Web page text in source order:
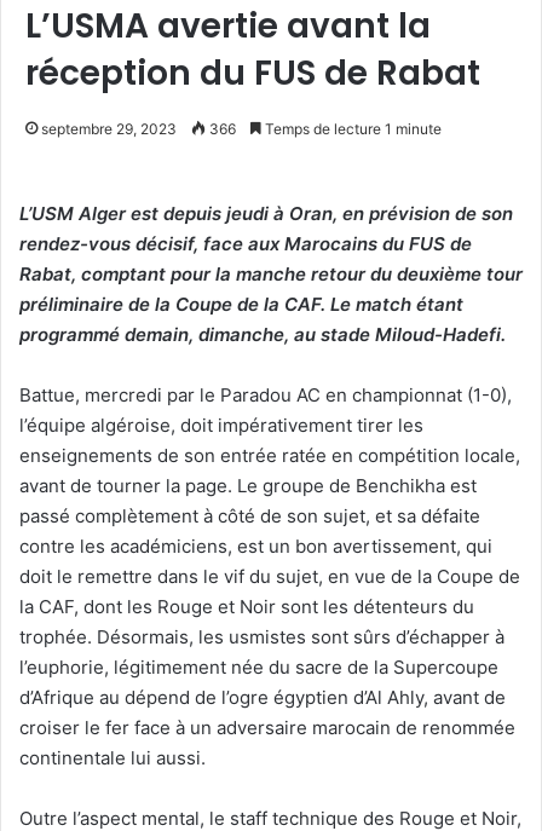
L’USMA avertie avant la
réception du FUS de Rabat
septembre 29, 2023 366 Temps de lecture 1 minute
L’USM Alger est depuis jeudi à Oran, en prévision de son
rendez-vous décisif, face aux Marocains du FUS de
Rabat, comptant pour la manche retour du deuxième tour
préliminaire de la Coupe de la CAF. Le match étant
programmé demain, dimanche, au stade Miloud-Hadefi.
Battue, mercredi par le Paradou AC en championnat (1-0),
l’équipe algéroise, doit impérativement tirer les
enseignements de son entrée ratée en compétition locale,
avant de tourner la page. Le groupe de Benchikha est
passé complètement à côté de son sujet, et sa défaite
contre les académiciens, est un bon avertissement, qui
doit le remettre dans le vif du sujet, en vue de la Coupe de
la CAF, dont les Rouge et Noir sont les détenteurs du
trophée. Désormais, les usmistes sont sûrs d’échapper à
l’euphorie, légitimement née du sacre de la Supercoupe
d’Afrique au dépend de l’ogre égyptien d’Al Ahly, avant de
croiser le fer face à un adversaire marocain de renommée
continentale lui aussi.
Outre l’aspect mental, le staff technique des Rouge et Noir,